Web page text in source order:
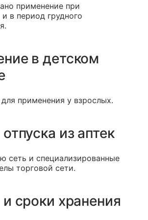
применение при
в период грудного
в детском
применения у взрослых.
из аптек
сеть и специализированные
торговой сети.
сроки хранения